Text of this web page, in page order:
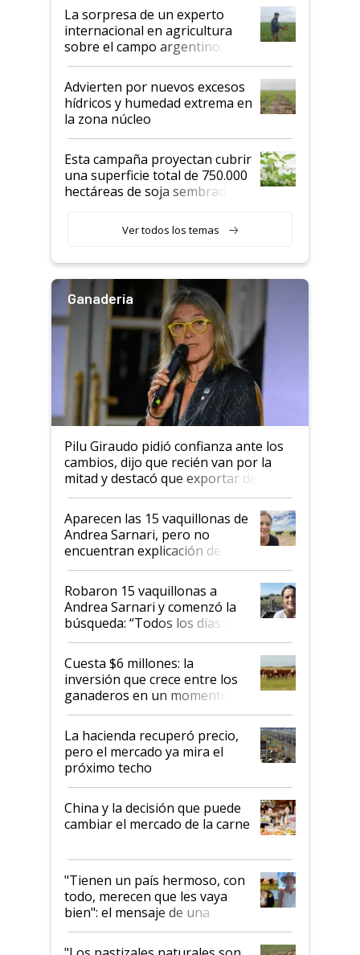
La sorpresa de un experto
internacional en agricultura
sobre el campo argentino:
"Estoy muy impresionado"
Advierten por nuevos excesos
hídricos y humedad extrema en
la zona núcleo
Esta campaña proyectan cubrir
una superficie total de 750.000
hectáreas de soja sembradas
variedades que marcan un
salto tecnológico en genética y
Ver todos los temas
Ganadería
Pilu Giraudo pidió confianza ante los
cambios, dijo que recién van por la
mitad y destacó que exportar dejó de
ser "para unos pocos": "Tenemos un
mandato muy claro del gobierno
nacional"
Aparecen las 15 vaquillonas de
Andrea Sarnari, pero no
encuentran explicación de
cómo llegaron allí
Robaron 15 vaquillonas a
Andrea Sarnari y comenzó la
búsqueda: “Todos los días le
toca a algún productor”
Cuesta $6 millones: la
inversión que crece entre los
ganaderos en un momento
histórico para la actividad
La hacienda recuperó precio,
pero el mercado ya mira el
próximo techo
China y la decisión que puede
cambiar el mercado de la carne
"Tienen un país hermoso, con
todo, merecen que les vaya
bien": el mensaje de una
ganadera uruguaya sobre las
oportunidades que se abren